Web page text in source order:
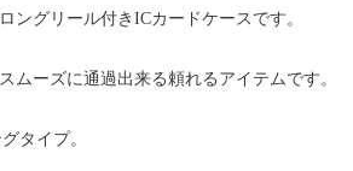
ングリール付きICカードケースです。
ムーズに通過出来る頼れるアイテムです。
タイプ。